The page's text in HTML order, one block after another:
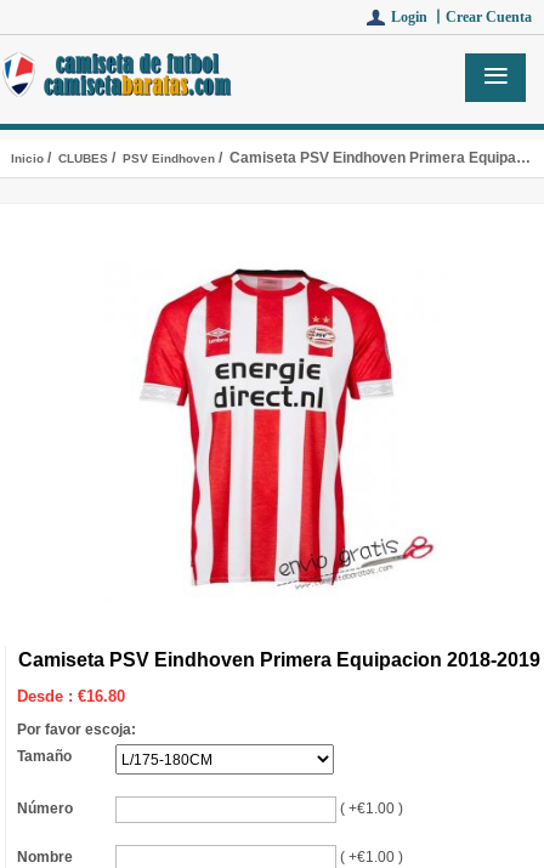
Login 丨 Crear Cuenta
Inicio/ CLUBES/ PSV Eindhoven/ Camiseta PSV Eindhoven Primera Equipacion 2018-2019
Camiseta PSV Eindhoven Primera Equipacion 2018-2019
Desde :€16.80
Por favor escoja:
Tamaño
Número ( +€1.00 )
Nombre ( +€1.00 )